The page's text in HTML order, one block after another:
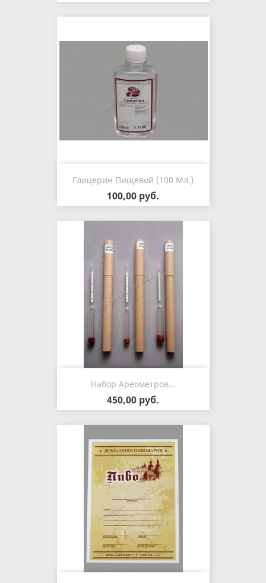
Глицерин Пищевой (100 Мл.)
100,00 руб.
Набор Ареометров...
450,00 руб.